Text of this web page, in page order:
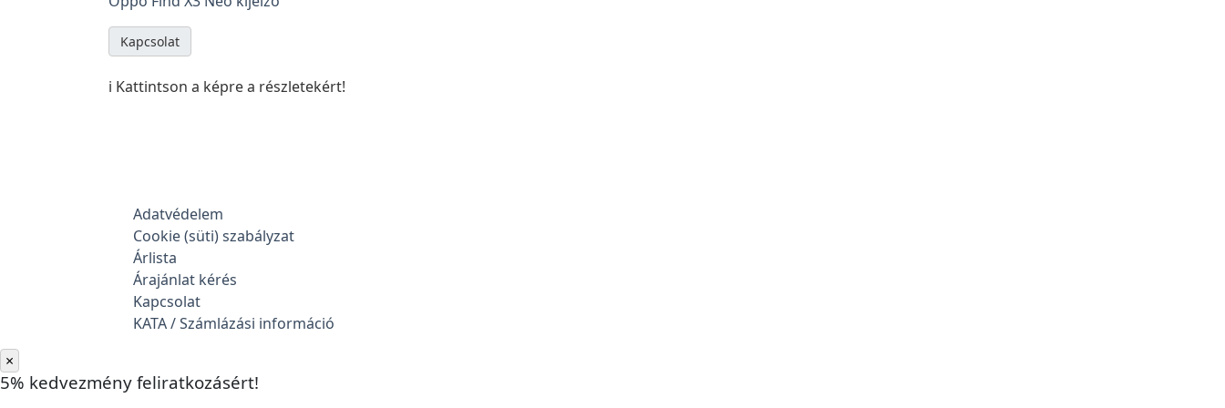
Kapcsolat
ℹ️ Kattintson a képre a részletekért!
Adatvédelem
Cookie (süti) szabályzat
Árlista
Árajánlat kérés
Kapcsolat
KATA / Számlázási információ
×
5% kedvezmény feliratkozásért!